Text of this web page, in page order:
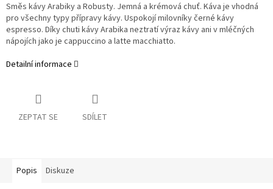
Směs kávy Arabiky a Robusty. Jemná a krémová chuť. Káva je vhodná
pro všechny typy přípravy kávy. Uspokojí milovníky černé kávy
espresso. Díky chuti kávy Arabika neztratí výraz kávy ani v mléčných
nápojích jako je cappuccino a latte macchiatto.
Detailní informace
ZEPTAT SE SDÍLET
Popis Diskuze